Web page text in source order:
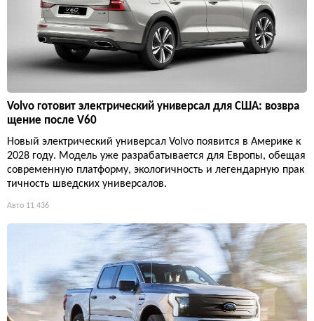
Volvo готовит электрический универсал для США: возвра
щение после V60
Новый электрический универсал Volvo появится в Америке к
2028 году. Модель уже разрабатывается для Европы, обещая
современную платформу, экологичность и легендарную прак
тичность шведских универсалов.
Авто 11 436